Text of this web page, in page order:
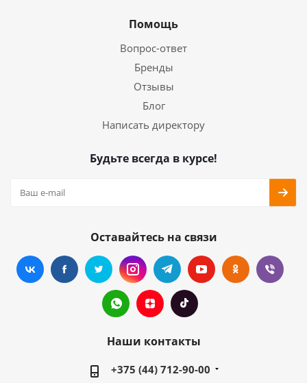
Помощь
Вопрос-ответ
Бренды
Отзывы
Блог
Написать директору
Будьте всегда в курсе!
Оставайтесь на связи
Наши контакты
+375 (44) 712-90-00